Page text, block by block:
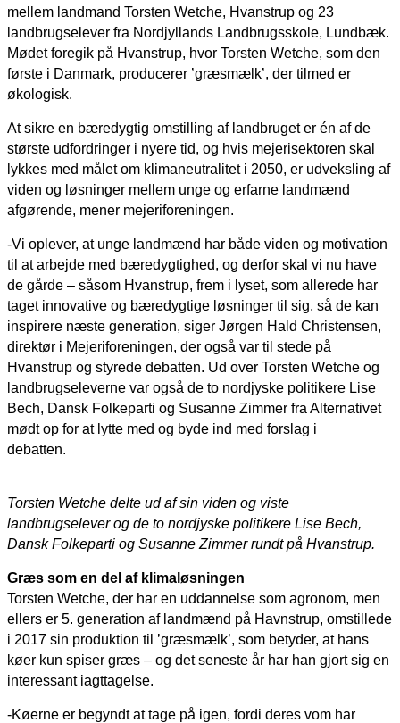
mellem landmand Torsten Wetche, Hvanstrup og 23
landbrugselever fra Nordjyllands Landbrugsskole, Lundbæk.
Mødet foregik på Hvanstrup, hvor Torsten Wetche, som den
første i Danmark, producerer ’græsmælk’, der tilmed er
økologisk.
At sikre en bæredygtig omstilling af landbruget er én af de
største udfordringer i nyere tid, og hvis mejerisektoren skal
lykkes med målet om klimaneutralitet i 2050, er udveksling af
viden og løsninger mellem unge og erfarne landmænd
afgørende, mener mejeriforeningen.
-Vi oplever, at unge landmænd har både viden og motivation
til at arbejde med bæredygtighed, og derfor skal vi nu have
de gårde – såsom Hvanstrup, frem i lyset, som allerede har
taget innovative og bæredygtige løsninger til sig, så de kan
inspirere næste generation, siger Jørgen Hald Christensen,
direktør i Mejeriforeningen, der også var til stede på
Hvanstrup og styrede debatten. Ud over Torsten Wetche og
landbrugseleverne var også de to nordjyske politikere Lise
Bech, Dansk Folkeparti og Susanne Zimmer fra Alternativet
mødt op for at lytte med og byde ind med forslag i
debatten.
Torsten Wetche delte ud af sin viden og viste
landbrugselever og de to nordjyske politikere Lise Bech,
Dansk Folkeparti og Susanne Zimmer rundt på Hvanstrup.
Græs som en del af klimaløsningen
Torsten Wetche, der har en uddannelse som agronom, men
ellers er 5. generation af landmænd på Havnstrup, omstillede
i 2017 sin produktion til ’græsmælk’, som betyder, at hans
køer kun spiser græs – og det seneste år har han gjort sig en
interessant iagttagelse.
-Køerne er begyndt at tage på igen, fordi deres vom har